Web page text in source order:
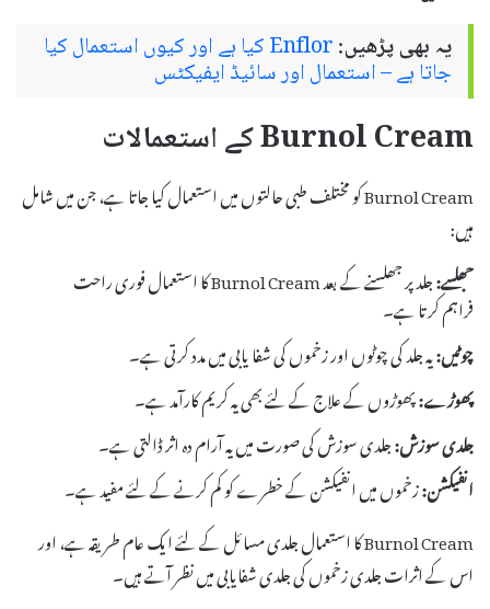
یہ بھی پڑھیں: Enflor کیا ہے اور کیوں استعمال کیا
جاتا ہے – استعمال اور سائیڈ ایفیکٹس
Burnol Cream کے استعمالات
Burnol Cream کو مختلف طبی حالتوں میں استعمال کیا جاتا ہے، جن میں شامل
ہیں:
جھلسے:
جلد پر جھلسنے کے بعد Burnol Cream کا استعمال فوری راحت
فراہم کرتا ہے۔
چوٹیں:یہ جلد کی چوٹوں اور زخموں کی شفا یابی میں مدد کرتی ہے۔
پھوڑے:پھوڑوں کے علاج کے لئے بھی یہ کریم کارآمد ہے۔
جلدی سوزش:جلدی سوزش کی صورت میں یہ آرام دہ اثر ڈالتی ہے۔
انفیکشن:زخموں میں انفیکشن کے خطرے کو کم کرنے کے لئے مفید ہے۔
Burnol Cream کا استعمال جلدی مسائل کے لئے ایک عام طریقہ ہے، اور
اس کے اثرات جلدی زخموں کی جلدی شفایابی میں نظر آتے ہیں۔